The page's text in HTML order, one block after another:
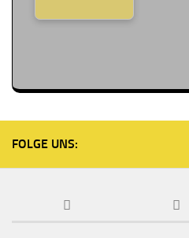
FOLGE UNS: